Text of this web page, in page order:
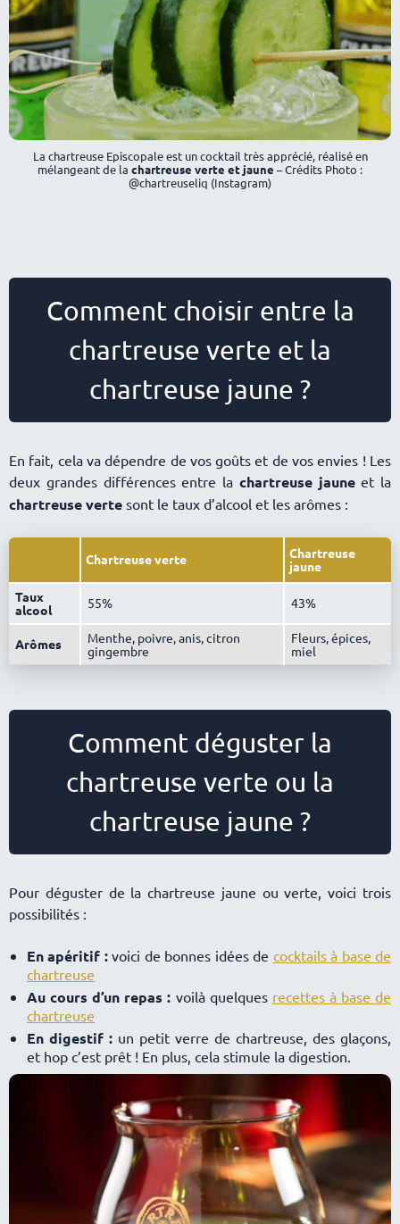
La chartreuse Episcopale est un cocktail très apprécié, réalisé en
mélangeant de la chartreuse verte et jaune – Crédits Photo :
@chartreuseliq (Instagram)
Comment choisir entre la
chartreuse verte et la
chartreuse jaune ?
En fait, cela va dépendre de vos goûts et de vos envies ! Les
deux grandes différences entre la chartreuse jauneet la
chartreuse verte sont le taux d’alcool et les arômes :
Chartreuse verte
Chartreuse
jaune
Taux
alcool
55% 43%
Arômes
Menthe, poivre, anis, citron
gingembre
Fleurs, épices,
miel
Comment déguster la
chartreuse verte ou la
chartreuse jaune ?
Pour déguster de la chartreuse jaune ou verte, voici trois
possibilités :
En apéritif :voici de bonnes idées de cocktails à base de
chartreuse
Au cours d’un repas : voilà quelques recettes à base de
chartreuse
En digestif : un petit verre de chartreuse, des glaçons,
et hop c’est prêt ! En plus, cela stimule la digestion.